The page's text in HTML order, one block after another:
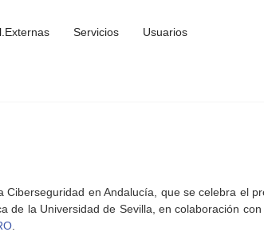
Servicios Usuarios
en Andalucía, que se celebra el
de la Universidad de Sevilla, en colaboración con